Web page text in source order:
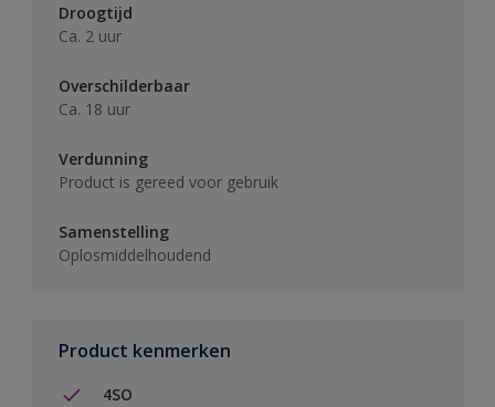
Droogtijd
Ca. 2 uur
Overschilderbaar
Ca. 18 uur
Verdunning
Product is gereed voor gebruik
Samenstelling
Oplosmiddelhoudend
Product kenmerken
4SO